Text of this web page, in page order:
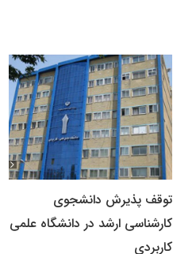
توقف پذیرش دانشجوی
کارشناسی ارشد در دانشگاه علمی
کاربردی